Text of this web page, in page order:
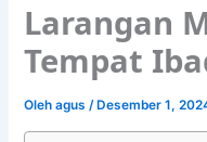
Larangan
Tempat
Olehagus/ Desember 1,